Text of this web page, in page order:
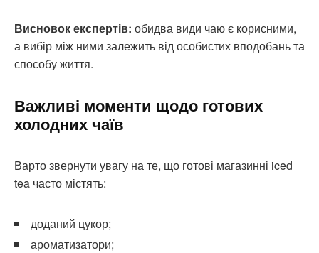
Висновок експертів: обидва види чаю є корисними,
а вибір між ними залежить від особистих вподобань та
способу життя.
Важливі моменти щодо готових
холодних чаїв
Варто звернути увагу на те, що готові магазинні iced
tea часто містять:
доданий цукор;
ароматизатори;